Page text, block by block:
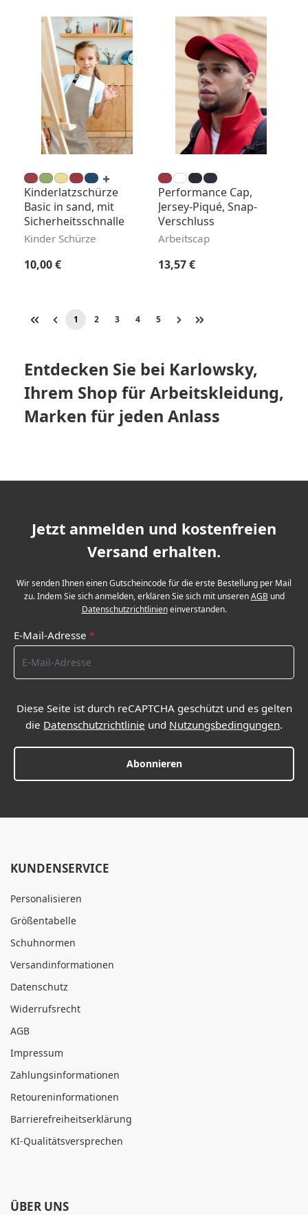
Kinderlatzschürze
Basic in sand, mit
Sicherheitsschnalle
Kinder Schürze
Regulärer Preis:
10,00 €
Performance Cap,
Jersey-Piqué, Snap-
Verschluss
Arbeitscap
Regulärer Preis:
13,57 €
Seite
1 Seite
2 Seite
3 Seite
4 Seite
5
Entdecken Sie bei Karlowsky,
Ihrem Shop für Arbeitskleidung,
Marken für jeden Anlass
Jetzt anmelden und kostenfreien
Versand erhalten.
Wir senden Ihnen einen Gutscheincode für die erste Bestellung per Mail
zu. Indem Sie sich anmelden, erklären Sie sich mit unserenAGBund
Datenschutzrichtlinieneinverstanden.
E-Mail-Adresse *
Diese Seite ist durch reCAPTCHA geschützt und es gelten
die Datenschutzrichtlinie und Nutzungsbedingungen.
Abonnieren
KUNDENSERVICE
Personalisieren
Größentabelle
Schuhnormen
Versandinformationen
Datenschutz
Widerrufsrecht
AGB
Impressum
Zahlungsinformationen
Retoureninformationen
Barrierefreiheitserklärung
KI-Qualitätsversprechen
ÜBER UNS